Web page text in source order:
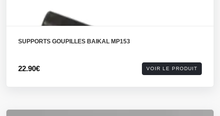
SUPPORTS GOUPILLES BAIKAL MP153
22.90€ VOIR LE PRODUIT